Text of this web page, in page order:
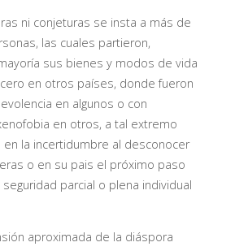
ni conjeturas se insta a más de
las cuales partieron,
sus bienes y modos de vida
en otros países, donde fueron
en algunos o con
en otros, a tal extremo
la incertidumbre al desconocer
o en su pais el próximo paso
parcial o plena individual
aproximada de la diáspora